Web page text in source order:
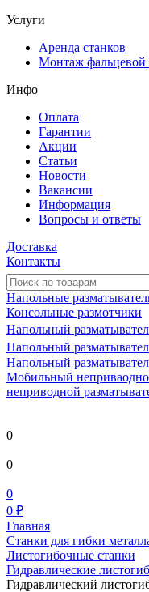
Услуги
Аренда станков
Монтаж фальцевой
Инфо
Оплата
Гарантии
Акции
Статьи
Новости
Вакансии
Информация
Вопросы и ответы
Доставка
Контакты
Напольные
Консольные размотчики
Напольный
Напольный
Напольный
Мобильный
неприводной
0
0
0
0 ₽
Главная
Станки для гибки
Листогибочные станки
Гидравлические
Гидравлический